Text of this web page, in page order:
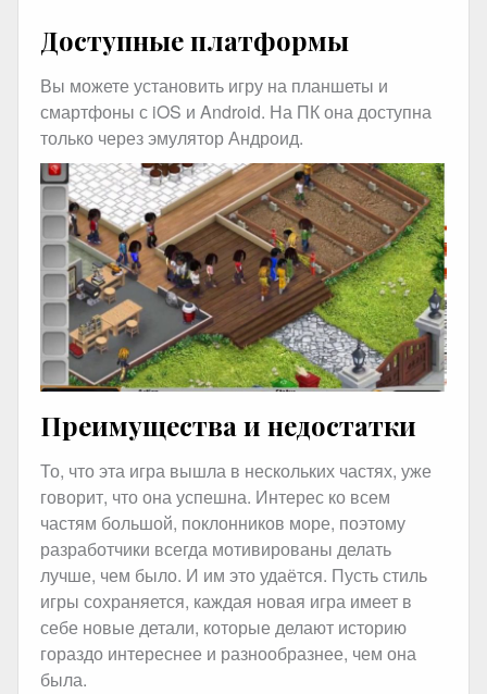
Доступные платформы
Вы можете установить игру на планшеты и
смартфоны с iOS и Android. На ПК она доступна
только через эмулятор Андроид.
Преимущества и недостатки
То, что эта игра вышла в нескольких частях, уже
говорит, что она успешна. Интерес ко всем
частям большой, поклонников море, поэтому
разработчики всегда мотивированы делать
лучше, чем было. И им это удаётся. Пусть стиль
игры сохраняется, каждая новая игра имеет в
себе новые детали, которые делают историю
гораздо интереснее и разнообразнее, чем она
была.